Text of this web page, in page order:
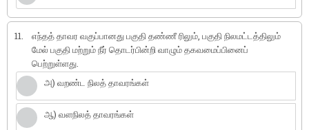
11.
எந்தத் தாவர வகுப்பானது பகுதி தண்ணீ ரிலும், பகுதி நிலமட்டத்திலும்
மேல் பகுதி மற்றும் நீர் தொடர்பின்றி வாழும் தகவமைப்பினைப்
பெற்றுள்ளது.
அ) வறண்ட நிலத் தாவரங்கள்
ஆ) வளநிலத் தாவரங்கள்